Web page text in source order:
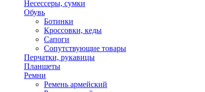
Несессеры, сумки
Обувь
Ботинки
Кроссовки, кеды
Сапоги
Сопутствующие товары
Перчатки, рукавицы
Планшеты
Ремни
Ремень армейский